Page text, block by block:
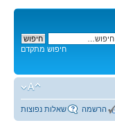
חיפוש מתקדם
שאלות נפוצות הרשמה